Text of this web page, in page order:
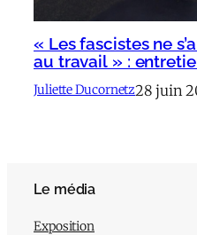
« Les fascistes ne
au travail » :
Juliette Ducornetz28 juin
Le média
Exposition